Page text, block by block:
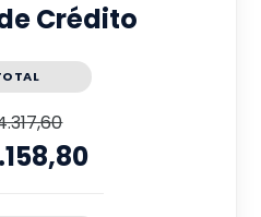
Crédito